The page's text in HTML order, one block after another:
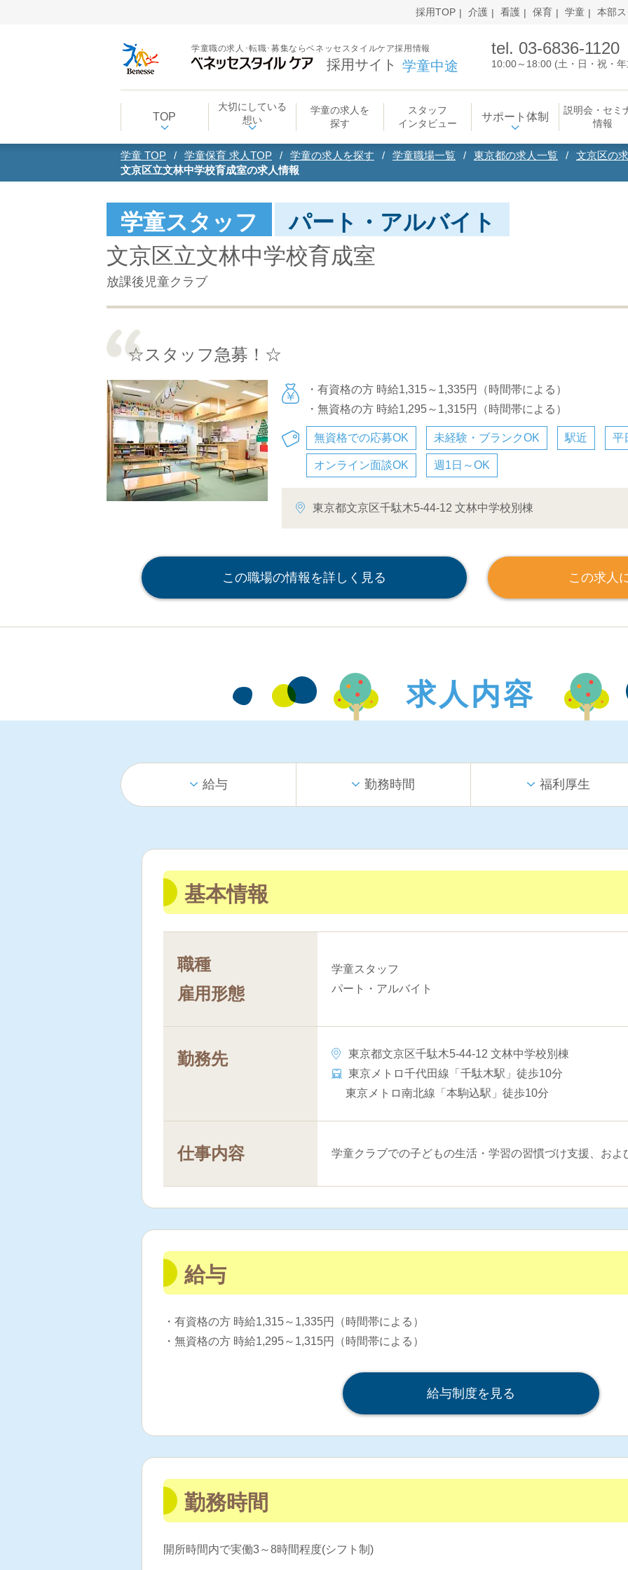
採用TOP 介護 看護 保育 学童 本部
学童職の求人･転職･募集ならベネッセスタイルケア採用情報
採用サイト 学童中途
tel. 03-6836-1120
10:00～18:00 (土・日・祝・
TOP
大切にしている
想い
学童の求人を
探す
スタッフ
インタビュー
サポート体制
説明会・セミ
情報
学童 TOP 学童保育 求人TOP 学童の求人を探す 学童職場一覧 東京都の求人一覧
文京区の
文京区立文林中学校育成室の求人情報
学童スタッフ
パート・アルバイト
文京区立文林中学校育成室
放課後児童クラブ
☆スタッフ急募！☆
・有資格の方 時給1,315～1,335円（時間帯による）
・無資格の方 時給1,295～1,315円（時間帯による）
無資格での応募OK 未経験・ブランクOK 駅近 平
オンライン面談OK 週1日～OK
東京都文京区千駄木5-44-12 文林中学校別棟
この職場の情報を詳しく見る この求人
求人内容
給与 勤務時間 福利厚生
基本情報
職種
雇用形態
学童スタッフ
パート・アルバイト
勤務先
東京都文京区千駄木5-44-12 文林中学校別棟
東京メトロ千代田線「千駄木駅」徒歩10分
東京メトロ南北線「本駒込駅」徒歩10分
仕事内容 学童クラブでの子どもの生活・学習の習慣づけ支援、およ
給与
・有資格の方 時給1,315～1,335円（時間帯による）
・無資格の方 時給1,295～1,315円（時間帯による）
給与制度を見る
勤務時間
開所時間内で実働3～8時間程度(シフト制)